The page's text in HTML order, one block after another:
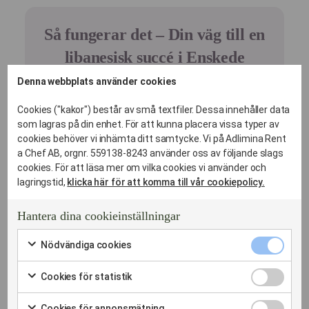
Så fungerar det – Din väg till en
libanesisk succé i Enskede
Vi vet att du har mycket att hålla i. Därför har vi gjort vår
Förfrågan
Du fyller i formuläret eller ringer
Menyförslag & Offert
Vi återkommer med ett
skräddarsytt förslag baserat på
ditt tema och antal gäster – alltid
med ett fast pris.
Denna webbplats använder cookies
Cookies ("kakor") består av små textfiler. Dessa innehåller data
som lagras på din enhet. För att kunna placera vissa typer av
cookies behöver vi inhämta ditt samtycke. Vi på Adlimina Rent
a Chef AB, orgnr. 559138-8243 använder oss av följande slags
cookies. För att läsa mer om vilka cookies vi använder och
lagringstid, klicka här för att komma till vår cookiepolicy.
Hantera dina cookieinställningar
Nödvändiga cookies
att
samtycka
till
cookies
kryssruta
Cookies för statistik
Cookies
för
statistik
Cookies